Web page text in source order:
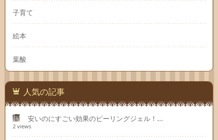
子育て
絵本
葉酸
人気の記事
安いのにすごい効果のピーリングジェル！...
2 views